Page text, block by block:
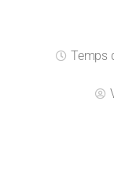
Temps